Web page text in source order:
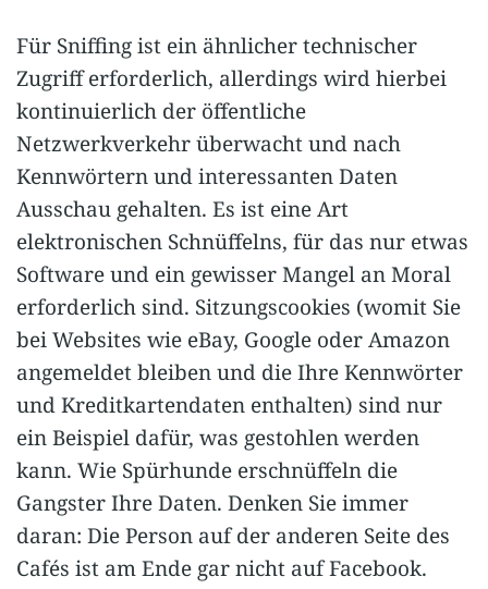
Für Sniffing ist ein ähnlicher technischer
Zugriff erforderlich, allerdings wird hierbei
kontinuierlich der öffentliche
Netzwerkverkehr überwacht und nach
Kennwörtern und interessanten Daten
Ausschau gehalten. Es ist eine Art
elektronischen Schnüffelns, für das nur etwas
Software und ein gewisser Mangel an Moral
erforderlich sind. Sitzungscookies (womit Sie
bei Websites wie eBay, Google oder Amazon
angemeldet bleiben und die Ihre Kennwörter
und Kreditkartendaten enthalten) sind nur
ein Beispiel dafür, was gestohlen werden
kann. Wie Spürhunde erschnüffeln die
Gangster Ihre Daten. Denken Sie immer
daran: Die Person auf der anderen Seite des
Cafés ist am Ende gar nicht auf Facebook.